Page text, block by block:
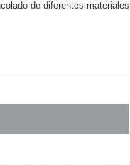
de diferentes materiales